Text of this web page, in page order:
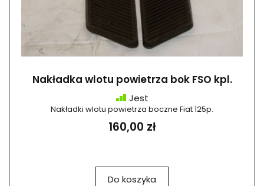
Nakładka wlotu powietrza bok FSO kpl.
Jest
Nakładki wlotu powietrza boczne Fiat 125p.
160,00 zł
Do koszyka